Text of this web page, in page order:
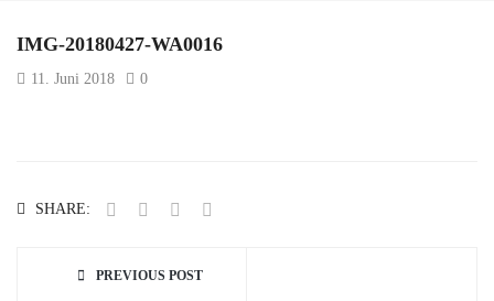
IMG-20180427-WA0016
11. Juni 2018 0
SHARE:
PREVIOUS POST